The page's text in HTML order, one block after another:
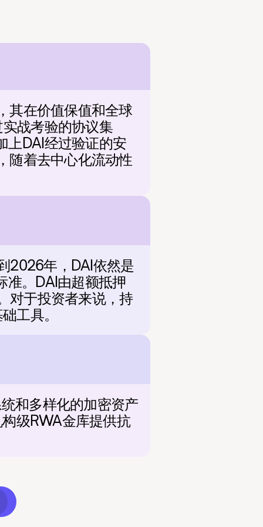
其在价值保值和全球
战考验的协议集
上DAI经过验证的安
随着去中心化流动性
2026年，DAI依然是
准。DAI由超额抵押
对于投资者来说，持
工具。
和多样化的加密资产
级RWA金库提供抗